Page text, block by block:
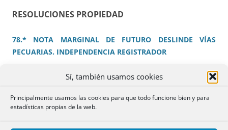
Sí, también usamos cookies
Principalmente usamos las cookies para que todo funcione bien y para
estadísticas propias de la web.
RESOLUCIONES PROPIEDAD
78.* NOTA MARGINAL DE FUTURO DESLINDE VÍAS
PECUARIAS. INDEPENDENCIA REGISTRADOR
Reitera numerosas RR según las cuales No cabe practicar
advertir a terceros de dicha colindancia, sin que ni
siquiera se haya iniciado el procedimiento de deslinde.